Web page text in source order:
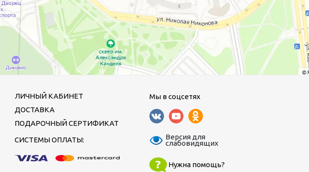
ЛИЧНЫЙ КАБИНЕТ
ДОСТАВКА
ПОДАРОЧНЫЙ СЕРТИФИКАТ
СИСТЕМЫ ОПЛАТЫ:
Мы в соцсетях
Версия для
слабовидящих
Нужна помощь?